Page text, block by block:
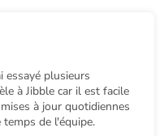
essayé plusieurs
à Jibble car il est facile
à jour quotidiennes
de l'équipe.